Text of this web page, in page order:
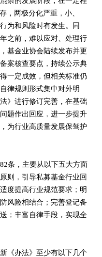
，两极分化严重，小、
为和风险时有发生。同
之前，难以应对、处理行
基金业协会陆续发布并更
案核查要点，持续公示典
一定成效，但相关标准仍
律规则形式集中对外明
》进行修订完善，在基础
题作出回应，进一步提升
为行业高质量发展保驾护
条，主要从以下五大方面
则，引导私募基金行业回
度提高行业规范要求；明
风险相结合；完善登记备
；丰富自律手段，实现全
《办法》至少有以下几个